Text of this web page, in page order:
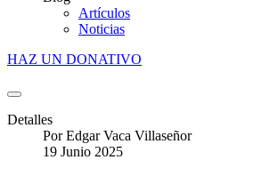
Artículos
Noticias
HAZ UN DONATIVO
Detalles
PorEdgar Vaca Villaseñor
19 Junio 2025